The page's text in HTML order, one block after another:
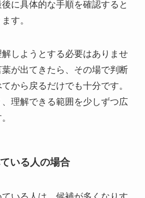
に具体的な手順を確認すると
す。
しようとする必要はありませ
が出てきたら、その場で判断
から戻るだけでも十分です。
理解できる範囲を少しずつ広
いる人の場合